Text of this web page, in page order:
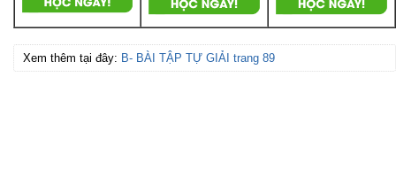
Xem thêm tại đây: B- BÀI TẬP TỰ GIẢI trang 89